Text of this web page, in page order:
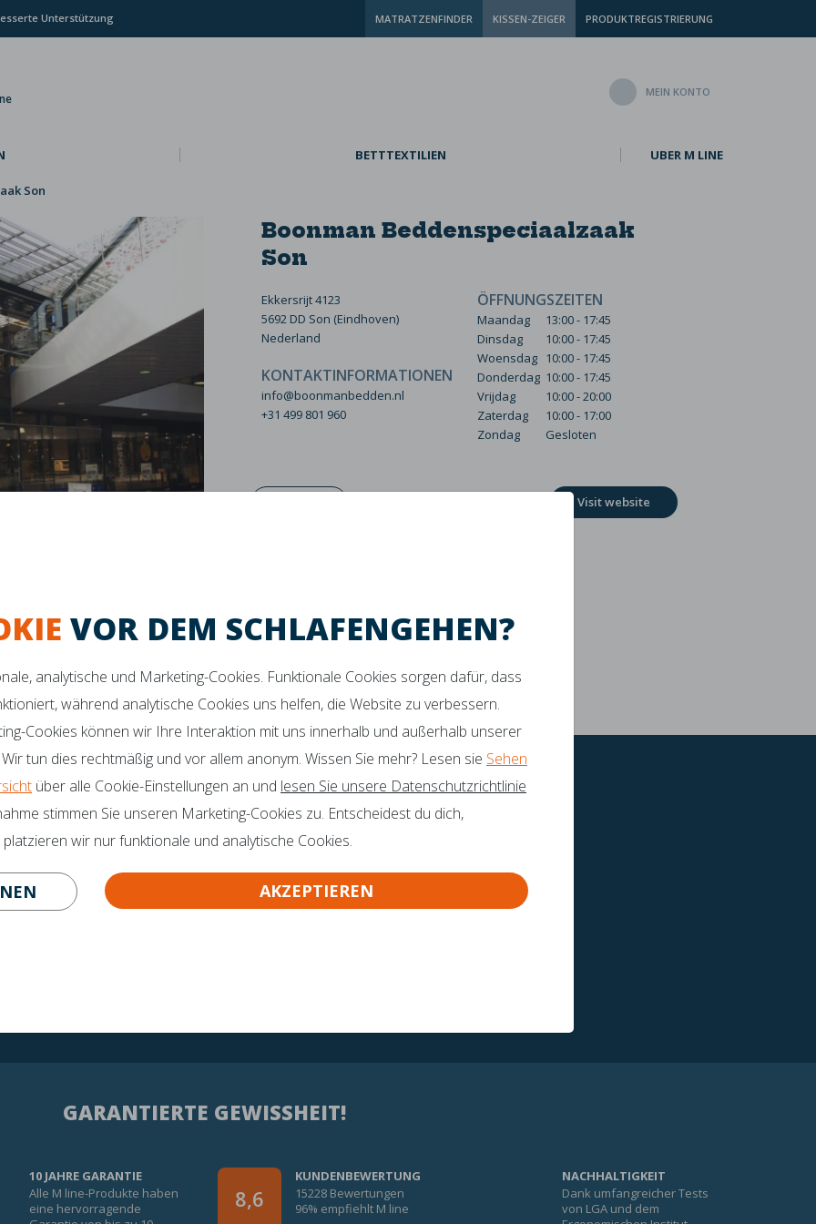
Unterstützung MATRATZENFINDER KISSEN-ZEIGER PRODUKTREGISTRIERUNG
MEIN KONTO
BETTTEXTILIEN UBER M LINE
VOR DEM SCHLAFENGEHEN?
analytische und Marketing-Cookies. Funktionale Cookies sorgen dafür, dass
während analytische Cookies uns helfen, die Website zu verbessern.
Cookies können wir Ihre Interaktion mit uns innerhalb und außerhalb unserer
tun dies rechtmäßig und vor allem anonym. Wissen Sie mehr? Lesen sie Sehen
über alle Cookie-Einstellungen an und lesen Sie unsere Datenschutzrichtlinie
stimmen Sie unseren Marketing-Cookies zu. Entscheidest du dich,
wir nur funktionale und analytische Cookies.
AKZEPTIEREN
Son
Boonman Beddenspeciaalzaak
Son
Ekkersrijt 4123
5692 DD Son (Eindhoven)
Nederland
KONTAKTINFORMATIONEN
info@boonmanbedden.nl
+31 499 801 960
ÖFFNUNGSZEITEN
Maandag
13:00 - 17:45
Dinsdag
10:00 - 17:45
Woensdag 10:00 - 17:45
Donderdag 10:00 - 17:45
Vrijdag
10:00 - 20:00
Zaterdag
10:00 - 17:00
Zondag
Gesloten
Visit website
Schlafklima Maximaler Komfort Verbesserte Unterstützung
SIE NOCH FRAGEN?
243050
Botschafter
Zertifikate
GARANTIERTE GEWISSHEIT!
10 JAHRE GARANTIE
Alle M line-Produkte haben
eine hervorragende
8,6
KUNDENBEWERTUNG
15228 Bewertungen
96% empfiehlt M line
NACHHALTIGKEIT
Dank umfangreicher Tests
von LGA und dem